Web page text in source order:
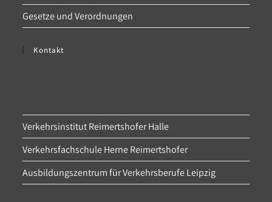
Gesetze und Verordnungen
Kontakt
Verkehrsinstitut Reimertshofer Halle
Verkehrsfachschule Herne Reimertshofer
Ausbildungszentrum für Verkehrsberufe Leipzig